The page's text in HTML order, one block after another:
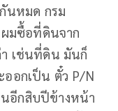
นหมด กรม
ผมซื้อที่ดินจาก
เช่นที่ดิน มันก็
ออกเป็น ตั๋ว P/N
อีกสิบปีข้างหน้า